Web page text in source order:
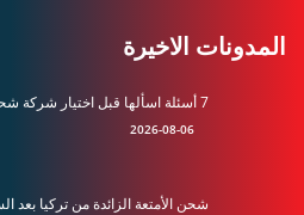
المدونات الاخيرة
7 أسئلة اسألها قبل اختيار شركة شحن في تركيا
2026-08-06
شحن الأمتعة الزائدة من تركيا بعد